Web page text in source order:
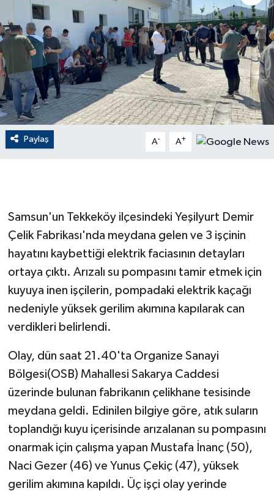
Paylaş A- A+
Samsun'un Tekkeköy ilçesindeki Yeşilyurt Demir
Çelik Fabrikası'nda meydana gelen ve 3 işçinin
hayatını kaybettiği elektrik faciasının detayları
ortaya çıktı. Arızalı su pompasını tamir etmek için
kuyuya inen işçilerin, pompadaki elektrik kaçağı
nedeniyle yüksek gerilim akımına kapılarak can
verdikleri belirlendi.
Olay, dün saat 21.40'ta Organize Sanayi
Bölgesi(OSB) Mahallesi Sakarya Caddesi
üzerinde bulunan fabrikanın çelikhane tesisinde
meydana geldi. Edinilen bilgiye göre, atık suların
toplandığı kuyu içerisinde arızalanan su pompasını
onarmak için çalışma yapan Mustafa İnanç (50),
Naci Gezer (46) ve Yunus Çekiç (47), yüksek
gerilim akımına kapıldı. Üç işçi olay yerinde
EKONOMİ
English News
Finans
Flaş Haber
Gayrimenkul
Güvenlik
HABERDE İNSAN
İNSAN
İş Dünyası
Jandarma
KÜLTÜR SANAT
MAGAZİN
Otomobil